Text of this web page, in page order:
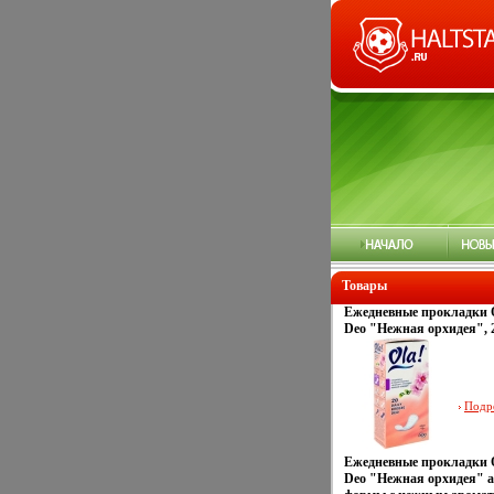
Товары
Ежедневные прокладки
Deo "Нежная орхидея",
Производитель: Россия
сертифицирован инфо
Ежедневные прокладки
Deo "Нежная орхидея"